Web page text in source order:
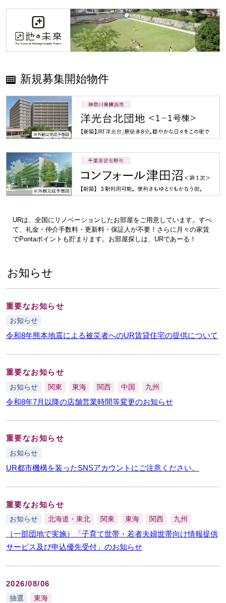
新規募集開始物件
URは、全国にリノベーションしたお部屋をご用意しています。すべ
て、礼金・仲介手数料・更新料・保証人が不要！さらに月々の家賃
でPontaポイントも貯まります。お部屋探しは、URであーる！
お知らせ
重要なお知らせ
お知らせ
令和8年熊本地震による被災者へのUR賃貸住宅の提供について
重要なお知らせ
お知らせ 関東 東海 関西 中国 九州
令和8年7月以降の店舗営業時間等変更のお知らせ
重要なお知らせ
お知らせ
UR都市機構を装ったSNSアカウントにご注意ください。
重要なお知らせ
お知らせ 北海道・東北 関東 東海 関西 九州
（一部団地で実施）「子育て世帯・若者夫婦世帯向け情報提供
サービス及び申込優先受付」のお知らせ
2026/08/06
抽選 東海